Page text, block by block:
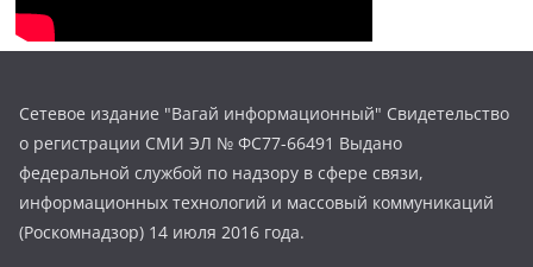
Сетевое издание "Вагай информационный" Свидетельство
о регистрации СМИ ЭЛ № ФС77-66491 Выдано
федеральной службой по надзору в сфере связи,
информационных технологий и массовый коммуникаций
(Роскомнадзор) 14 июля 2016 года.